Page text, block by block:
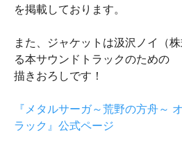
を掲載しております。
また、ジャケットは汲沢ノイ（
る本サウンドトラックのための
描きおろしです！
『メタルサーガ～荒野の方舟～
ラック』公式ページ